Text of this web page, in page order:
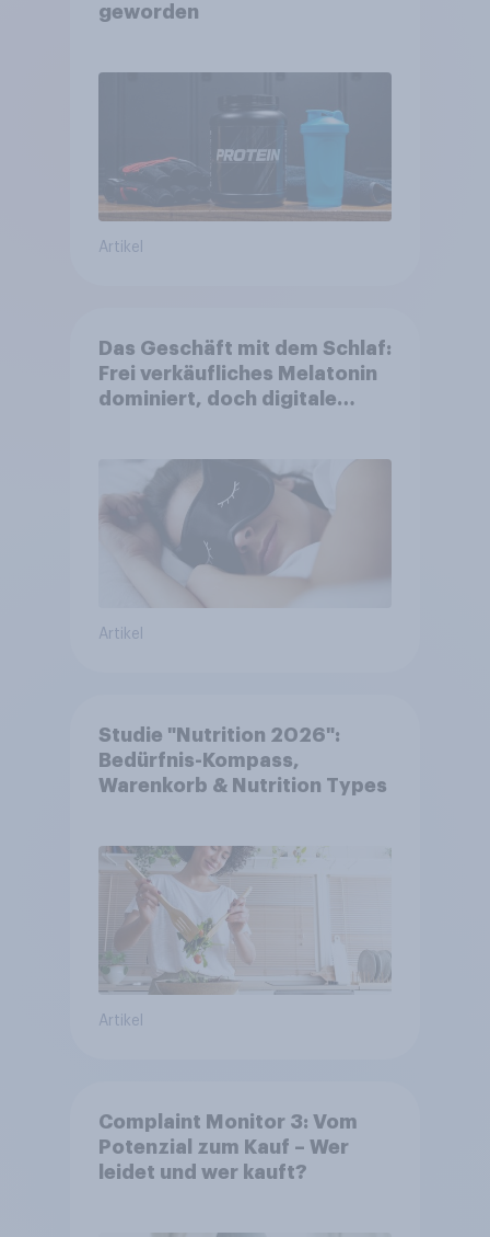
geworden
Artikel
Das Geschäft mit dem Schlaf:
Frei verkäufliches Melatonin
dominiert, doch digitale
Artikel
Studie "Nutrition 2026":
Bedürfnis-Kompass,
Warenkorb & Nutrition Types
Artikel
Complaint Monitor 3: Vom
Potenzial zum Kauf – Wer
leidet und wer kauft?